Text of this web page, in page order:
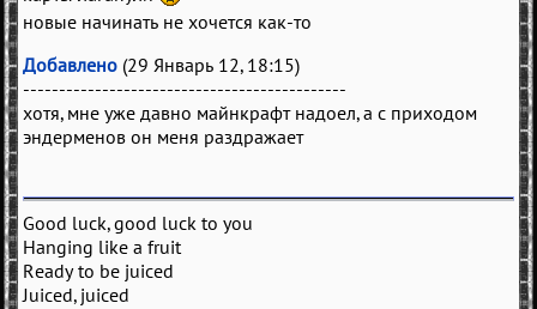
новые начинать не хочется как-то
Добавлено (29 Январь 12, 18:15)
---------------------------------------------
хотя, мне уже давно майнкрафт надоел, а с приходом
эндерменов он меня раздражает
Good luck, good luck to you
Hanging like a fruit
Ready to be juiced
Juiced, juiced